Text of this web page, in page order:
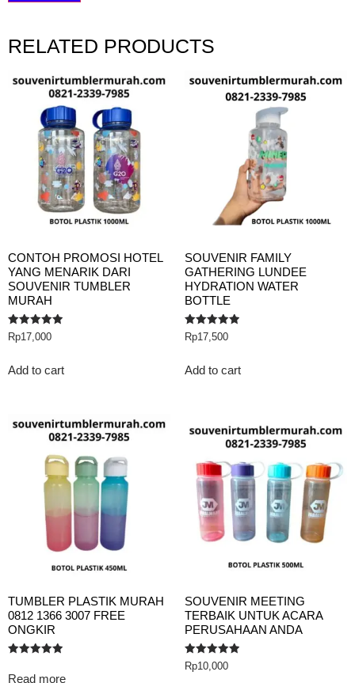
RELATED PRODUCTS
CONTOH PROMOSI HOTEL
YANG MENARIK DARI
SOUVENIR TUMBLER
MURAH
Rated
5.00
Rp17,000
Add to cart
SOUVENIR FAMILY
GATHERING LUNDEE
HYDRATION WATER
BOTTLE
Rated
5.00
Rp17,500
Add to cart
TUMBLER PLASTIK MURAH
0812 1366 3007 FREE
ONGKIR
5.00
Read more
SOUVENIR MEETING
TERBAIK UNTUK ACARA
PERUSAHAAN ANDA
Rated
5.00
Rp10,000